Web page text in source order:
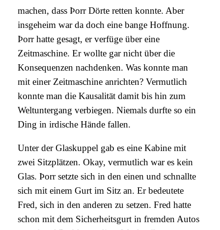
machen, dass Þorr Dörte retten konnte. Aber
insgeheim war da doch eine bange Hoffnung.
Þorr hatte gesagt, er verfüge über eine
Zeitmaschine. Er wollte gar nicht über die
Konsequenzen nachdenken. Was konnte man
mit einer Zeitmaschine anrichten? Vermutlich
konnte man die Kausalität damit bis hin zum
Weltuntergang verbiegen. Niemals durfte so ein
Ding in irdische Hände fallen.
Unter der Glaskuppel gab es eine Kabine mit
zwei Sitzplätzen. Okay, vermutlich war es kein
Glas. Þorr setzte sich in den einen und schnallte
sich mit einem Gurt im Sitz an. Er bedeutete
Fred, sich in den anderen zu setzen. Fred hatte
schon mit dem Sicherheitsgurt in fremden Autos